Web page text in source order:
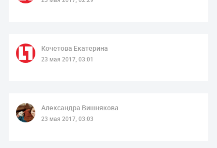
Кочетова Екатерина
23 мая 2017, 03:01
Александра Вишнякова
23 мая 2017, 03:03